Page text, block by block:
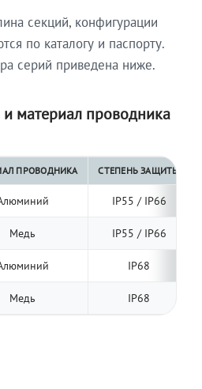
секций, конфигурации
по каталогу и паспорту.
серий приведена ниже.
материал проводника
ПРОВОДНИКА СТЕПЕНЬ ЗАЩИТЫ
IP55 / IP66
Медь IP55 / IP66
IP68
Медь IP68